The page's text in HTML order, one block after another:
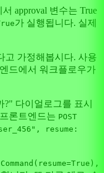
서 approval 변수는 True
가 실행됩니다. 실제
고 가정해봅시다. 사용
드에서 워크플로우가
다이얼로그를 표시
론트엔드는 POST
resume: